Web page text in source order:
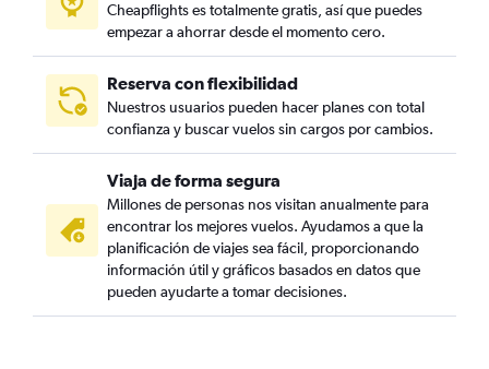
Cheapflights es totalmente gratis, así que puedes
empezar a ahorrar desde el momento cero.
Reserva con flexibilidad
Nuestros usuarios pueden hacer planes con total
confianza y buscar vuelos sin cargos por cambios.
Viaja de forma segura
Millones de personas nos visitan anualmente para
encontrar los mejores vuelos. Ayudamos a que la
planificación de viajes sea fácil, proporcionando
información útil y gráficos basados en datos que
pueden ayudarte a tomar decisiones.